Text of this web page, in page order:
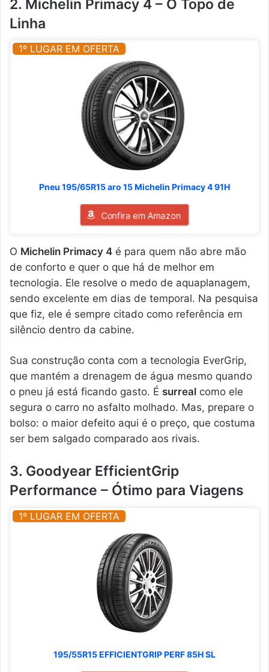
2. Michelin Primacy 4 – O Topo de
Linha
1º LUGAR EM OFERTA
Pneu 195/65R15 aro 15 Michelin Primacy 4 91H
Confira em Amazon
O Michelin Primacy 4 é para quem não abre mão
de conforto e quer o que há de melhor em
tecnologia. Ele resolve o medo de aquaplanagem,
sendo excelente em dias de temporal. Na pesquisa
que fiz, ele é sempre citado como referência em
silêncio dentro da cabine.
Sua construção conta com a tecnologia EverGrip,
que mantém a drenagem de água mesmo quando
o pneu já está ficando gasto. É surreal como ele
segura o carro no asfalto molhado. Mas, prepare o
bolso: o maior defeito aqui é o preço, que costuma
ser bem salgado comparado aos rivais.
3. Goodyear EfficientGrip
Performance – Ótimo para Viagens
1º LUGAR EM OFERTA
195/55R15 EFFICIENTGRIP PERF 85H SL